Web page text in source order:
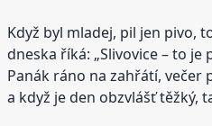
Když byl mladej, pil jen pivo,
dneska říká: „Slivovice – to je
Panák ráno na zahřátí, večer
a když je den obzvlášť těžký,